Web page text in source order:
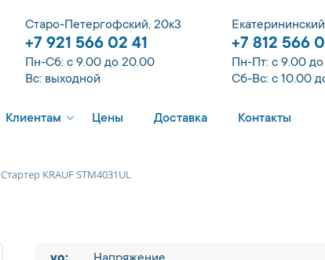
Старо-Петергофский, 20к3
+7 921 566 02 41
Пн-Сб: с 9.00 до 20.00
Вс: выходной
+7 812 566
Пн-Пт: с 9.00
Сб-Вс: с 10.00
Клиентам Цены Доставка Контакты
Стартер KRAUF STM4031UL